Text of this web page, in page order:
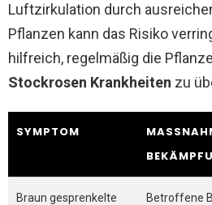
Luftzirkulation durch
Pflanzen kann das Risiko
hilfreich, regelmäßig die
Stockrosen Krankheiten zu
SYMPTOM
Braun gesprenkelte
Betroffene